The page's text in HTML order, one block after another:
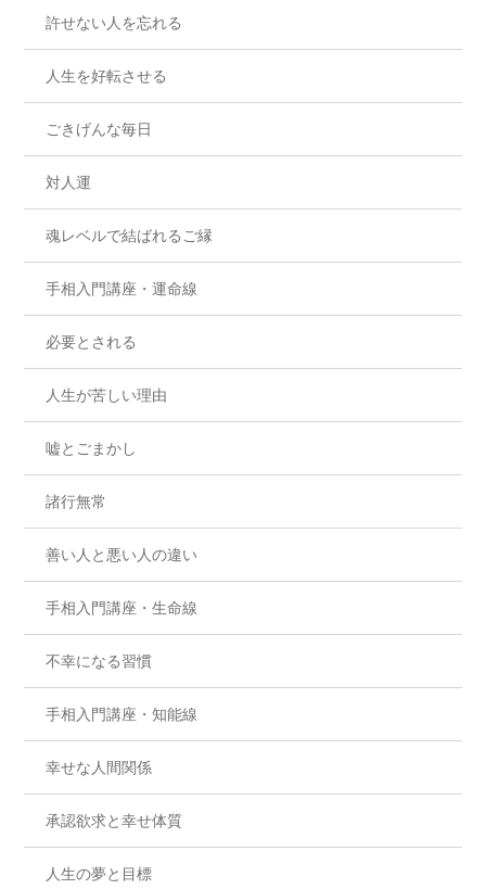
許せない人を忘れる
人生を好転させる
ごきげんな毎日
対人運
魂レベルで結ばれるご縁
手相入門講座・運命線
必要とされる
人生が苦しい理由
嘘とごまかし
諸行無常
善い人と悪い人の違い
手相入門講座・生命線
不幸になる習慣
手相入門講座・知能線
幸せな人間関係
承認欲求と幸せ体質
人生の夢と目標